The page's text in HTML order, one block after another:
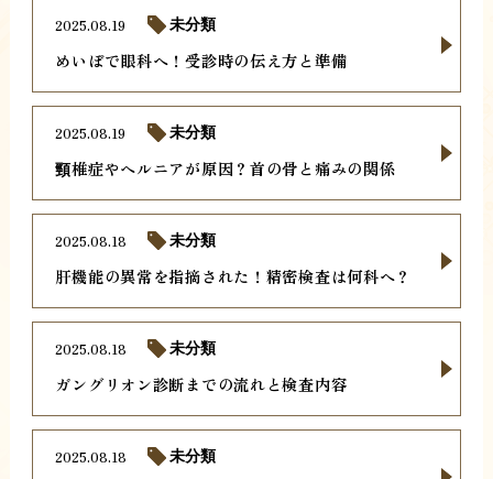
めいぼで眼科へ！受診時の伝え方と準備
2025.08.19 未分類
頸椎症やヘルニアが原因？首の骨と痛みの関係
2025.08.19 未分類
肝機能の異常を指摘された！精密検査は何科へ？
2025.08.18 未分類
ガングリオン診断までの流れと検査内容
2025.08.18 未分類
2025.08.18 未分類